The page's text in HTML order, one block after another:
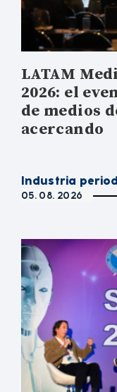
LATAM
2026: el
de medios
acercando
Industria
05. 08. 2026